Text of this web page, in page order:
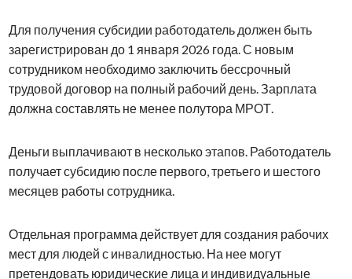
Для получения субсидии работодатель должен быть
зарегистрирован до 1 января 2026 года. С новым
сотрудником необходимо заключить бессрочный
трудовой договор на полный рабочий день. Зарплата
должна составлять не менее полутора МРОТ.
Деньги выплачивают в несколько этапов. Работодатель
получает субсидию после первого, третьего и шестого
месяцев работы сотрудника.
Отдельная программа действует для создания рабочих
мест для людей с инвалидностью. На нее могут
претендовать юридические лица и индивидуальные